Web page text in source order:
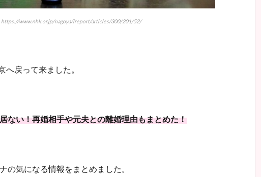
https://www.nhk.or.jp/nagoya/lreport/articles/300/201/52/
戻って来ました。
ない！再婚相手や元夫との離婚理由もまとめた！
の気になる情報をまとめました。